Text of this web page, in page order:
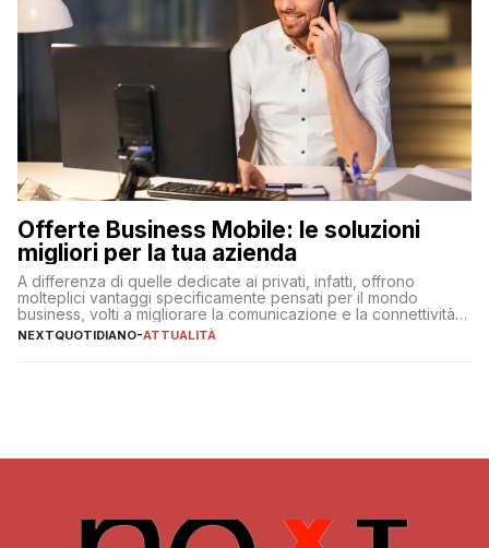
Offerte Business Mobile: le soluzioni
migliori per la tua azienda
A differenza di quelle dedicate ai privati, infatti, offrono
molteplici vantaggi specificamente pensati per il mondo
business, volti a migliorare la comunicazione e la connettività
degli utenti
NEXTQUOTIDIANO-ATTUALITÀ